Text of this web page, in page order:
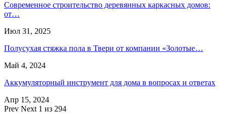
Современное строительство деревянных каркасных домов:
от…
Июл 31, 2025
Полусухая стяжка пола в Твери от компании «Золотые…
Май 4, 2024
Аккумуляторный инструмент для дома в вопросах и ответах
Апр 15, 2024
Prev Next 1 из 294